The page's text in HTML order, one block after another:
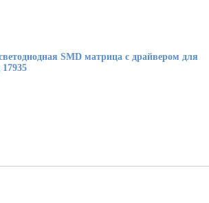
SMD матрица с драйвером для